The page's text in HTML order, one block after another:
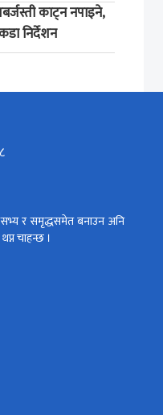
काट्न नपाइने,
निर्देशन
र समृद्धसमेत बनाउन अनि
चाहन्छ ।